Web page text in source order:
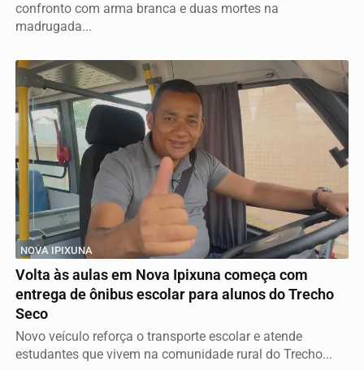
confronto com arma branca e duas mortes na
madrugada...
NOVA IPIXUNA
Volta às aulas em Nova Ipixuna começa com
entrega de ônibus escolar para alunos do Trecho
Seco
Novo veículo reforça o transporte escolar e atende
estudantes que vivem na comunidade rural do Trecho...